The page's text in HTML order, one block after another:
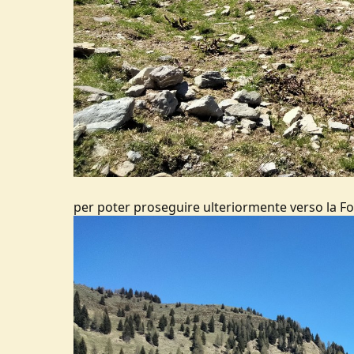
per poter proseguire ulteriormente verso la